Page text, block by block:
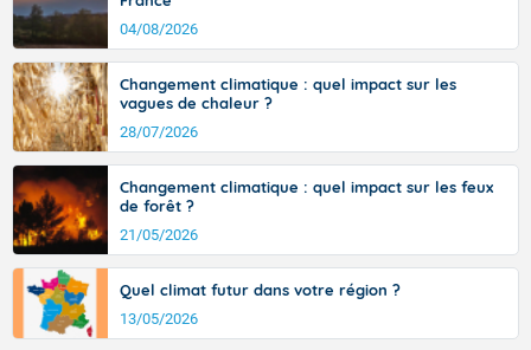
signifiant au-delà des monts, en allusion aux régions montagneuses
d’où provient ce vent.
04/08/2026
Changement climatique : quel impact sur les
vagues de chaleur ?
28/07/2026
Changement climatique : quel impact sur les feux
de forêt ?
21/05/2026
Quel climat futur dans votre région ?
13/05/2026